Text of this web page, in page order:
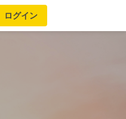
ログイン